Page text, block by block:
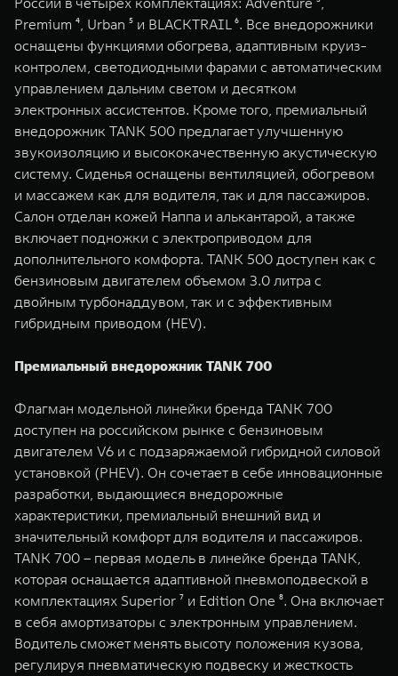
Premium ⁴, Urban ⁵ и BLACKTRAIL ⁶. Все внедорожники
оснащены функциями обогрева, адаптивным круиз-
контролем, светодиодными фарами с автоматическим
управлением дальним светом и десятком
электронных ассистентов. Кроме того, премиальный
внедорожник TANK 500 предлагает улучшенную
звукоизоляцию и высококачественную акустическую
систему. Сиденья оснащены вентиляцией, обогревом
и массажем как для водителя, так и для пассажиров.
Салон отделан кожей Наппа и алькантарой, а также
включает подножки с электроприводом для
дополнительного комфорта. TANK 500 доступен как с
бензиновым двигателем объемом 3.0 литра с
двойным турбонаддувом, так и с эффективным
гибридным приводом (HEV).
Премиальный внедорожник TANK 700
Флагман модельной линейки бренда TANK 700
доступен на российском рынке с бензиновым
двигателем V6 и c подзаряжаемой гибридной силовой
установкой (PHEV). Он сочетает в себе инновационные
разработки, выдающиеся внедорожные
характеристики, премиальный внешний вид и
значительный комфорт для водителя и пассажиров.
TANK 700 – первая модель в линейке бренда TANK,
которая оснащается адаптивной пневмоподвеской в
комплектациях Superior ⁷ и Edition One ⁸. Она включает
в себя амортизаторы с электронным управлением.
Водитель сможет менять высоту положения кузова,
регулируя пневматическую подвеску и жесткость